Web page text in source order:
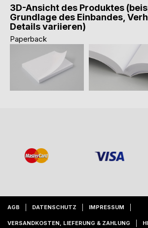
3D-Ansicht des Produktes
Grundlage des Einbandes,
Details variieren)
Paperback
AGB DATENSCHUTZ IMPRESSUM
VERSANDKOSTEN, LIEFERUNG & ZAHLUNG